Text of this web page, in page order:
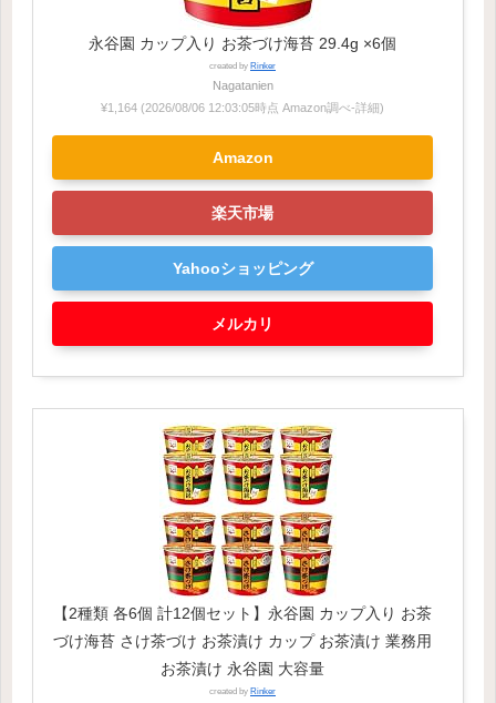
永谷園 カップ入り お茶づけ海苔 29.4g ×6個
created by Rinker
Nagatanien
¥1,164 (2026/08/06 12:03:05時点 Amazon調べ-詳細)
Amazon
楽天市場
Yahooショッピング
メルカリ
【2種類 各6個 計12個セット】永谷園 カップ入り お茶
づけ海苔 さけ茶づけ お茶漬け カップ お茶漬け 業務用
お茶漬け 永谷園 大容量
created by Rinker